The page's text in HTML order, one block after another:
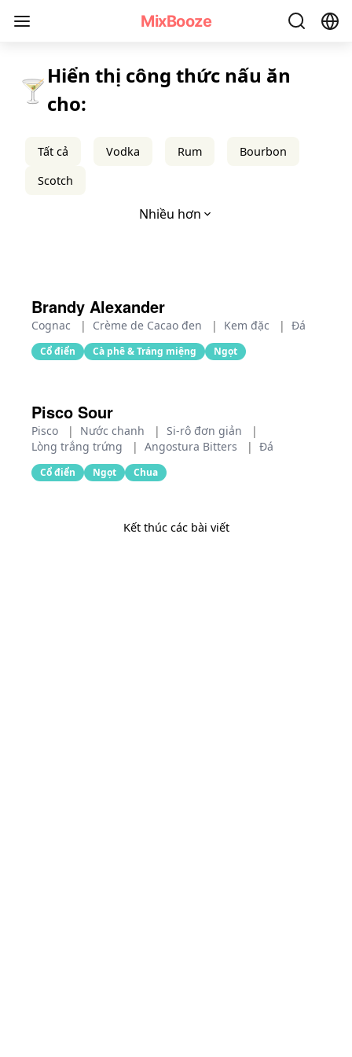
MixBooze
🍸Hiển thị công thức nấu ăn
cho:
Tất cả Vodka Rum
Bourbon
Scotch
Nhiều hơn
Brandy Alexander
Cognac | Crème de Cacao đen | Kem đặc | Đá
Cổ điển Cà phê & Tráng miệng Ngọt
Pisco Sour
Pisco | Nước chanh | Si-rô đơn giản
|
Lòng trắng trứng
| Angostura Bitters | Đá
Cổ điển Ngọt Chua
Kết thúc các bài viết